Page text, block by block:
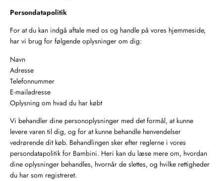
Persondatapolitik
For at du kan indgå aftale med os og handle på vores hjemmeside,
har vi brug for følgende oplysninger om dig:
Navn
Adresse
Telefonnummer
E-mailadresse
Oplysning om hvad du har købt
Vi behandler dine personoplysninger med det formål, at kunne
levere varen til dig, og for at kunne behandle henvendelser
vedrørende dit køb. Behandlingen sker efter reglerne i vores
persondatapolitik for Bambini. Heri kan du læse mere om, hvordan
dine oplysninger behandles, hvornår de slettes, og hvilke rettigheder
du har som registreret.